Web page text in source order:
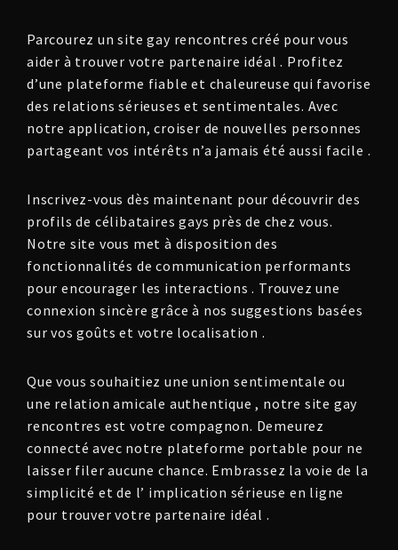
Parcourez un site gay rencontres créé pour vous
aider à trouver votre partenaire idéal . Profitez
d’une plateforme fiable et chaleureuse qui favorise
des relations sérieuses et sentimentales. Avec
notre application, croiser de nouvelles personnes
partageant vos intérêts n’a jamais été aussi facile .
Inscrivez-vous dès maintenant pour découvrir des
profils de célibataires gays près de chez vous.
Notre site vous met à disposition des
fonctionnalités de communication performants
pour encourager les interactions . Trouvez une
connexion sincère grâce à nos suggestions basées
sur vos goûts et votre localisation .
Que vous souhaitiez une union sentimentale ou
une relation amicale authentique , notre site gay
rencontres est votre compagnon. Demeurez
connecté avec notre plateforme portable pour ne
laisser filer aucune chance. Embrassez la voie de la
simplicité et de l’ implication sérieuse en ligne
pour trouver votre partenaire idéal .